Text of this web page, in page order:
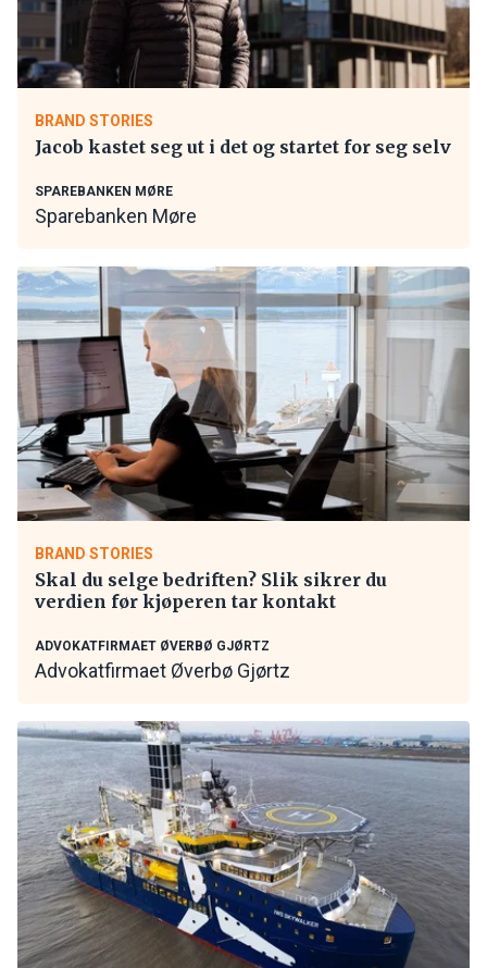
BRAND STORIES
Jacob kastet seg ut i det og startet for seg selv
SPAREBANKEN MØRE
Sparebanken Møre
BRAND STORIES
Skal du selge bedriften? Slik sikrer du
verdien før kjøperen tar kontakt
ADVOKATFIRMAET ØVERBØ GJØRTZ
Advokatfirmaet Øverbø Gjørtz